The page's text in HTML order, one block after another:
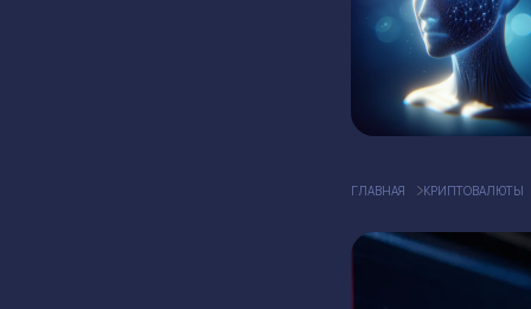
ГЛАВНАЯ КРИПТОВАЛЮТЫ